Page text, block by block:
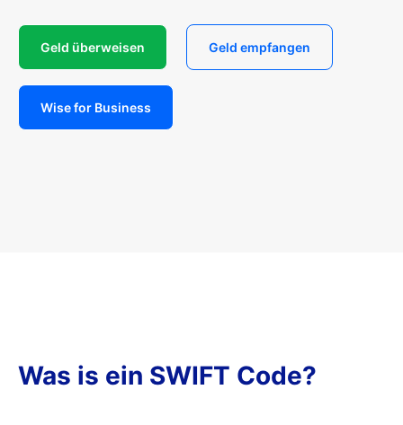
Geld überweisen Geld empfangen
Wise for Business
Was is ein SWIFT Code?